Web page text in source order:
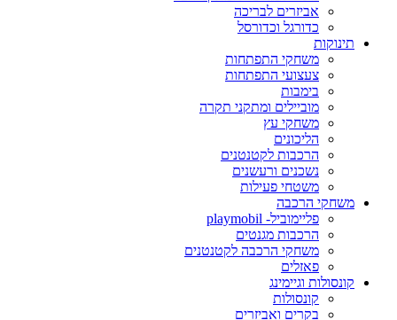
אביזרים לבריכה
כדורגל וכדורסל
תינוקות
משחקי התפתחות
צעצועי התפתחות
בימבות
מוביילים ומתקני תקרה
משחקי עץ
הליכונים
הרכבות לקטנטנים
נשכנים ורעשנים
משטחי פעילות
משחקי הרכבה
פליימוביל- playmobil
הרכבות מגנטים
משחקי הרכבה לקטנטנים
פאזלים
קונסולות וגיימינג
קונסולות
בקרים ואביזרים